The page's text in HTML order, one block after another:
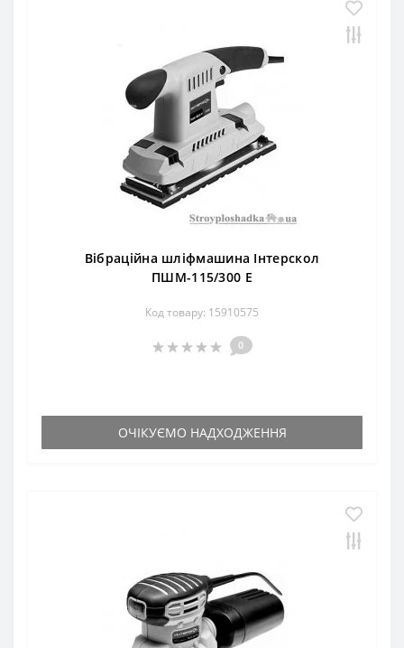
Вібраційна шліфмашина Інтерскол
ПШМ-115/300 Е
Код товару: 15910575
0
ОЧІКУЄМО НАДХОДЖЕННЯ